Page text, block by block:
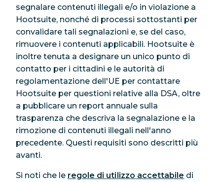
segnalare contenuti illegali e/o in violazione a
Hootsuite, nonché di processi sottostanti per
convalidare tali segnalazioni e, se del caso,
rimuovere i contenuti applicabili. Hootsuite è
inoltre tenuta a designare un unico punto di
contatto per i cittadini e le autorità di
regolamentazione dell'UE per contattare
Hootsuite per questioni relative alla DSA, oltre
a pubblicare un report annuale sulla
trasparenza che descriva la segnalazione e la
rimozione di contenuti illegali nell'anno
precedente. Questi requisiti sono descritti più
avanti.
Si noti che le regole di utilizzo accettabile di